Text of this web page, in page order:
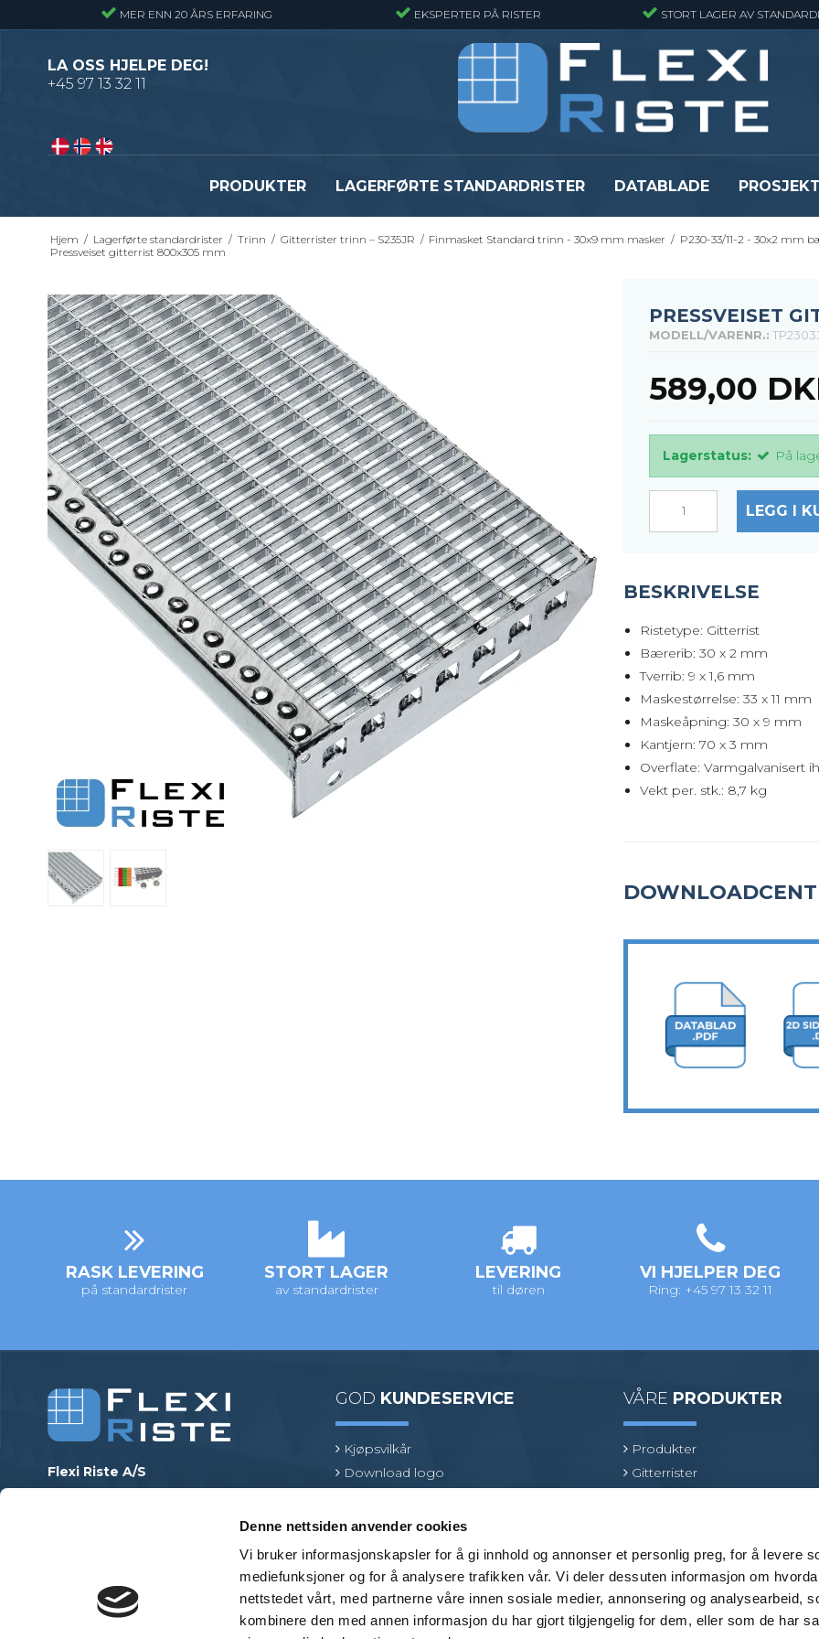
Denne nettsiden anvender cookies
Vi bruker informasjonskapsler for å gi innhold og annonser et personlig preg, for å levere
mediefunksjoner og for å analysere trafikken vår. Vi deler dessuten informasjon om
nettstedet vårt, med partnerne våre innen sosiale medier, annonsering og analysearbeid,
kombinere den med annen informasjon du har gjort tilgjengelig for dem, eller som de har
MER ENN 20 ÅRS ERFARING EKSPERTER PÅ RISTER STORT LAGER AV
LA OSS HJELPE DEG!
+45 97 13 32 11
PRODUKTER
Pressveiset gitterrister – Alminnelig
Smijernsgitter – Gitter med svingte
kryssribber
Gitterrister trinn – S235JR
Byggeplasstrinn
Se alle
Gitterrister matter
GRP
GRP
Se alle
Festebeslag - Standardrister
Fastgørelse - Trinn
Beslag - Fibergitter
Festebeslag - Opptrekksrister
Se alle
Flexi Level
Justerbare ben
BROXOCLIP
LAGERFØRTE STANDARDRISTER DATABLADE
Hjem / Lagerførte standardrister / Trinn / Gitterrister trinn – S235JR / Finmasket Standard trinn - 30x9 mm masker / P230-33/11-2 - 30x2 mm
Pressveiset gitterrist 800x305 mm
PRESSVEISET
MODELL/VARENR.:
589,00
Lagerstatus: På
LEGG I
BESKRIVELSE
Ristetype: Gitterrist
Bærerib: 30 x 2 mm
Tverrib: 9 x 1,6 mm
Maskestørrelse: 33 x 11 mm
Maskeåpning: 30 x 9 mm
Kantjern: 70 x 3 mm
Overflate: Varmgalvanisert
Vekt per. stk.: 8,7 kg
RASK LEVERING
på standardrister
STORT LAGER
av standardrister
LEVERING
til døren
VI HJELPER DEG
Ring: +45 97 13 32 11
Flexi Riste A/S
mail@flexiriste.no
27601677
GOD KUNDESERVICE
Kjøpsvilkår
Download logo
Find en produktspesialist
VÅRE PRODUKTER
Produkter
Gitterrister
Beslag
Bransjer